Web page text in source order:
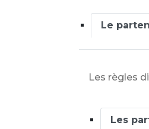
Le
Les règles
Les